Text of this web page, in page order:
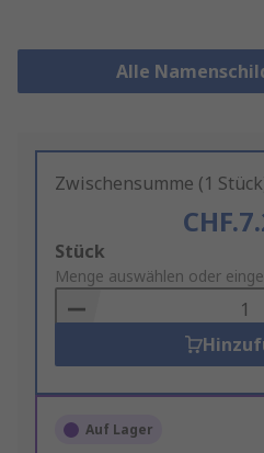
Alle
Zwischensumme (1
Add
to
Basket
Stück
Menge auswählen oder
Auf Lager